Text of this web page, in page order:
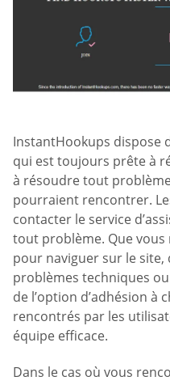
InstantHookups dispose
qui est toujours prête à
à résoudre tout
pourraient rencontrer.
contacter le service
tout problème. Que
pour naviguer sur le
problèmes techniques
de l’option d’adhésion à
rencontrés par les
équipe efficace.
Dans le cas où vous